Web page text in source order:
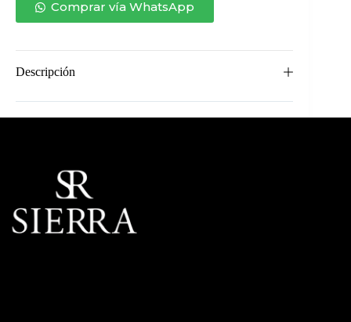
MÁRMOL
cantidad
Comprar vía WhatsApp
Descripción